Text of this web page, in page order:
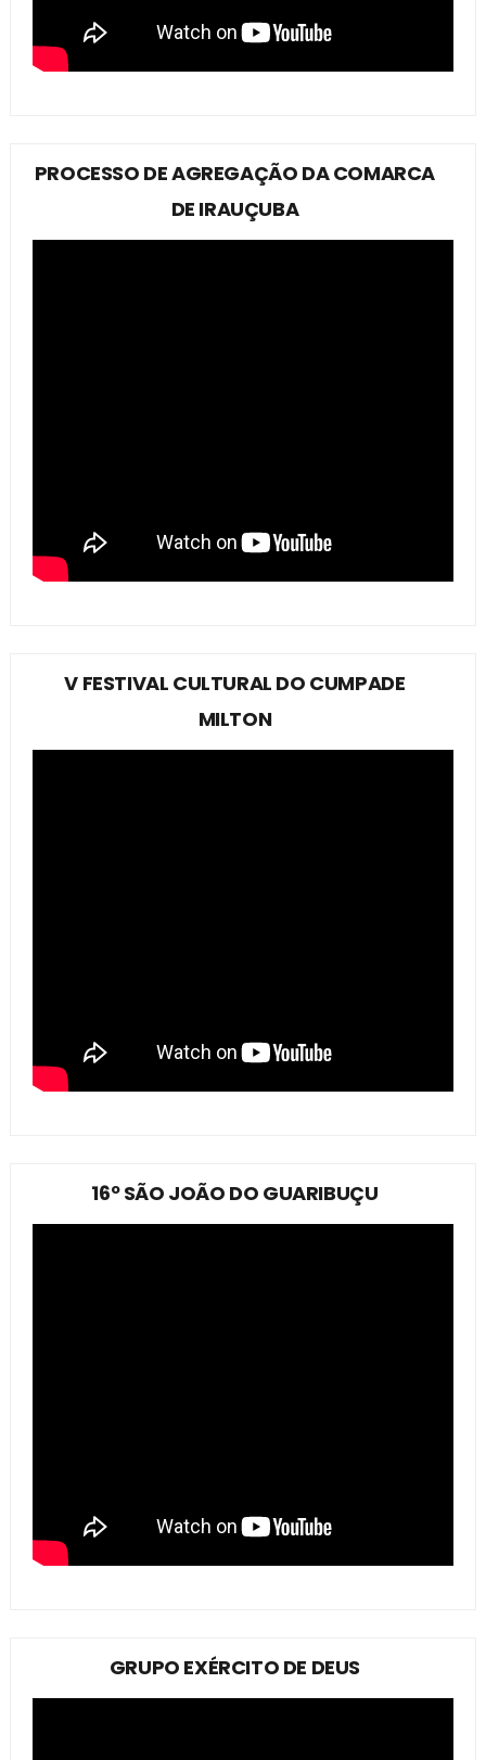
PROCESSO DE AGREGAÇÃO DA COMARCA
DE IRAUÇUBA
V FESTIVAL CULTURAL DO CUMPADE
MILTON
16º SÃO JOÃO DO GUARIBUÇU
GRUPO EXÉRCITO DE DEUS